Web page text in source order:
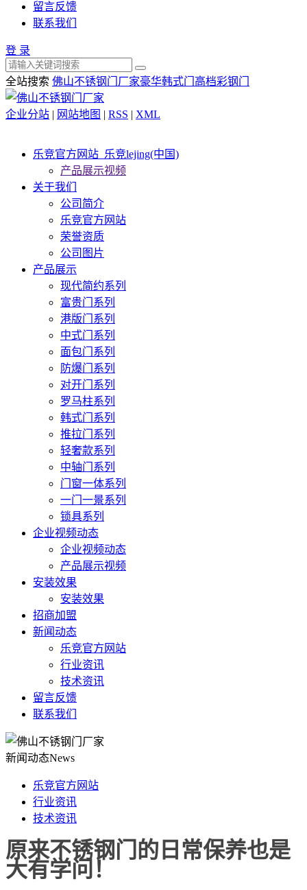
留言反馈
联系我们
登 录
全站搜索 佛山不锈钢门厂家豪华韩式门 高档彩钢门
企业分站 | 网站地图 | RSS | XML
乐竞官方网站_乐竞lejing(中国)
产品展示视频
关于我们
公司简介
乐竞官方网站
荣誉资质
公司图片
产品展示
现代简约系列
富贵门系列
港版门系列
中式门系列
面包门系列
防爆门系列
对开门系列
罗马柱系列
韩式门系列
推拉门系列
轻奢款系列
中轴门系列
门窗一体系列
一门一景系列
锁具系列
企业视频动态
企业视频动态
产品展示视频
安装效果
安装效果
招商加盟
新闻动态
乐竞官方网站
行业资讯
技术资讯
留言反馈
联系我们
新闻动态News
乐竞官方网站
行业资讯
技术资讯
原来不锈钢门的日常保养也是
大有学问！